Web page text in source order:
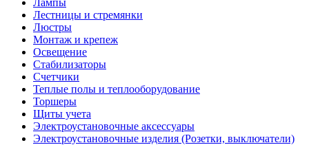
Лампы
Лестницы и стремянки
Люстры
Монтаж и крепеж
Освещение
Стабилизаторы
Счетчики
Теплые полы и теплооборудование
Торшеры
Щиты учета
Электроустановочные аксессуары
Электроустановочные изделия (Розетки, выключатели)